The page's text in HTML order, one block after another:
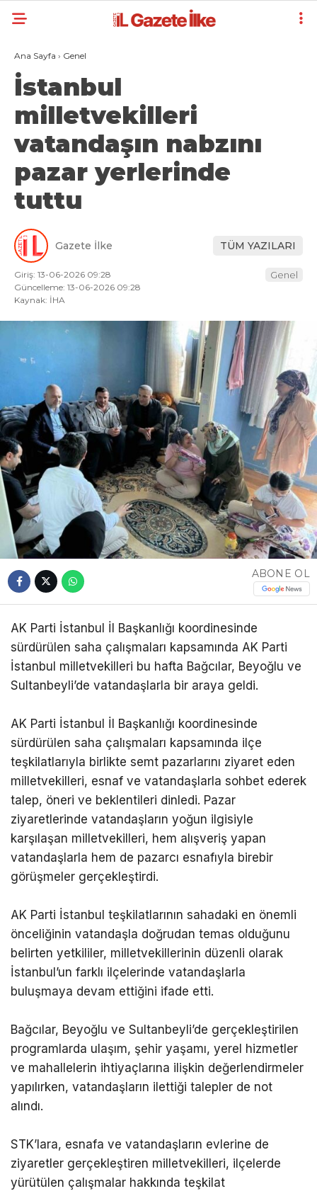
Ana Sayfa › Genel
İstanbul
milletvekilleri
vatandaşın nabzını
pazar yerlerinde
tuttu
Gazete İlke TÜM YAZILARI
Giriş: 13-06-2026 09:28
Güncelleme: 13-06-2026 09:28
Kaynak: İHA
Genel
ABONE OL
AK Parti İstanbul İl Başkanlığı koordinesinde
sürdürülen saha çalışmaları kapsamında AK Parti
İstanbul milletvekilleri bu hafta Bağcılar, Beyoğlu ve
Sultanbeyli’de vatandaşlarla bir araya geldi.
AK Parti İstanbul İl Başkanlığı koordinesinde
sürdürülen saha çalışmaları kapsamında ilçe
teşkilatlarıyla birlikte semt pazarlarını ziyaret eden
milletvekilleri, esnaf ve vatandaşlarla sohbet ederek
talep, öneri ve beklentileri dinledi. Pazar
ziyaretlerinde vatandaşların yoğun ilgisiyle
karşılaşan milletvekilleri, hem alışveriş yapan
vatandaşlarla hem de pazarcı esnafıyla birebir
görüşmeler gerçekleştirdi.
AK Parti İstanbul teşkilatlarının sahadaki en önemli
önceliğinin vatandaşla doğrudan temas olduğunu
belirten yetkililer, milletvekillerinin düzenli olarak
İstanbul’un farklı ilçelerinde vatandaşlarla
buluşmaya devam ettiğini ifade etti.
Bağcılar, Beyoğlu ve Sultanbeyli’de gerçekleştirilen
programlarda ulaşım, şehir yaşamı, yerel hizmetler
ve mahallelerin ihtiyaçlarına ilişkin değerlendirmeler
yapılırken, vatandaşların ilettiği talepler de not
alındı.
STK’lara, esnafa ve vatandaşların evlerine de
ziyaretler gerçekleştiren milletvekilleri, ilçelerde
yürütülen çalışmalar hakkında teşkilat